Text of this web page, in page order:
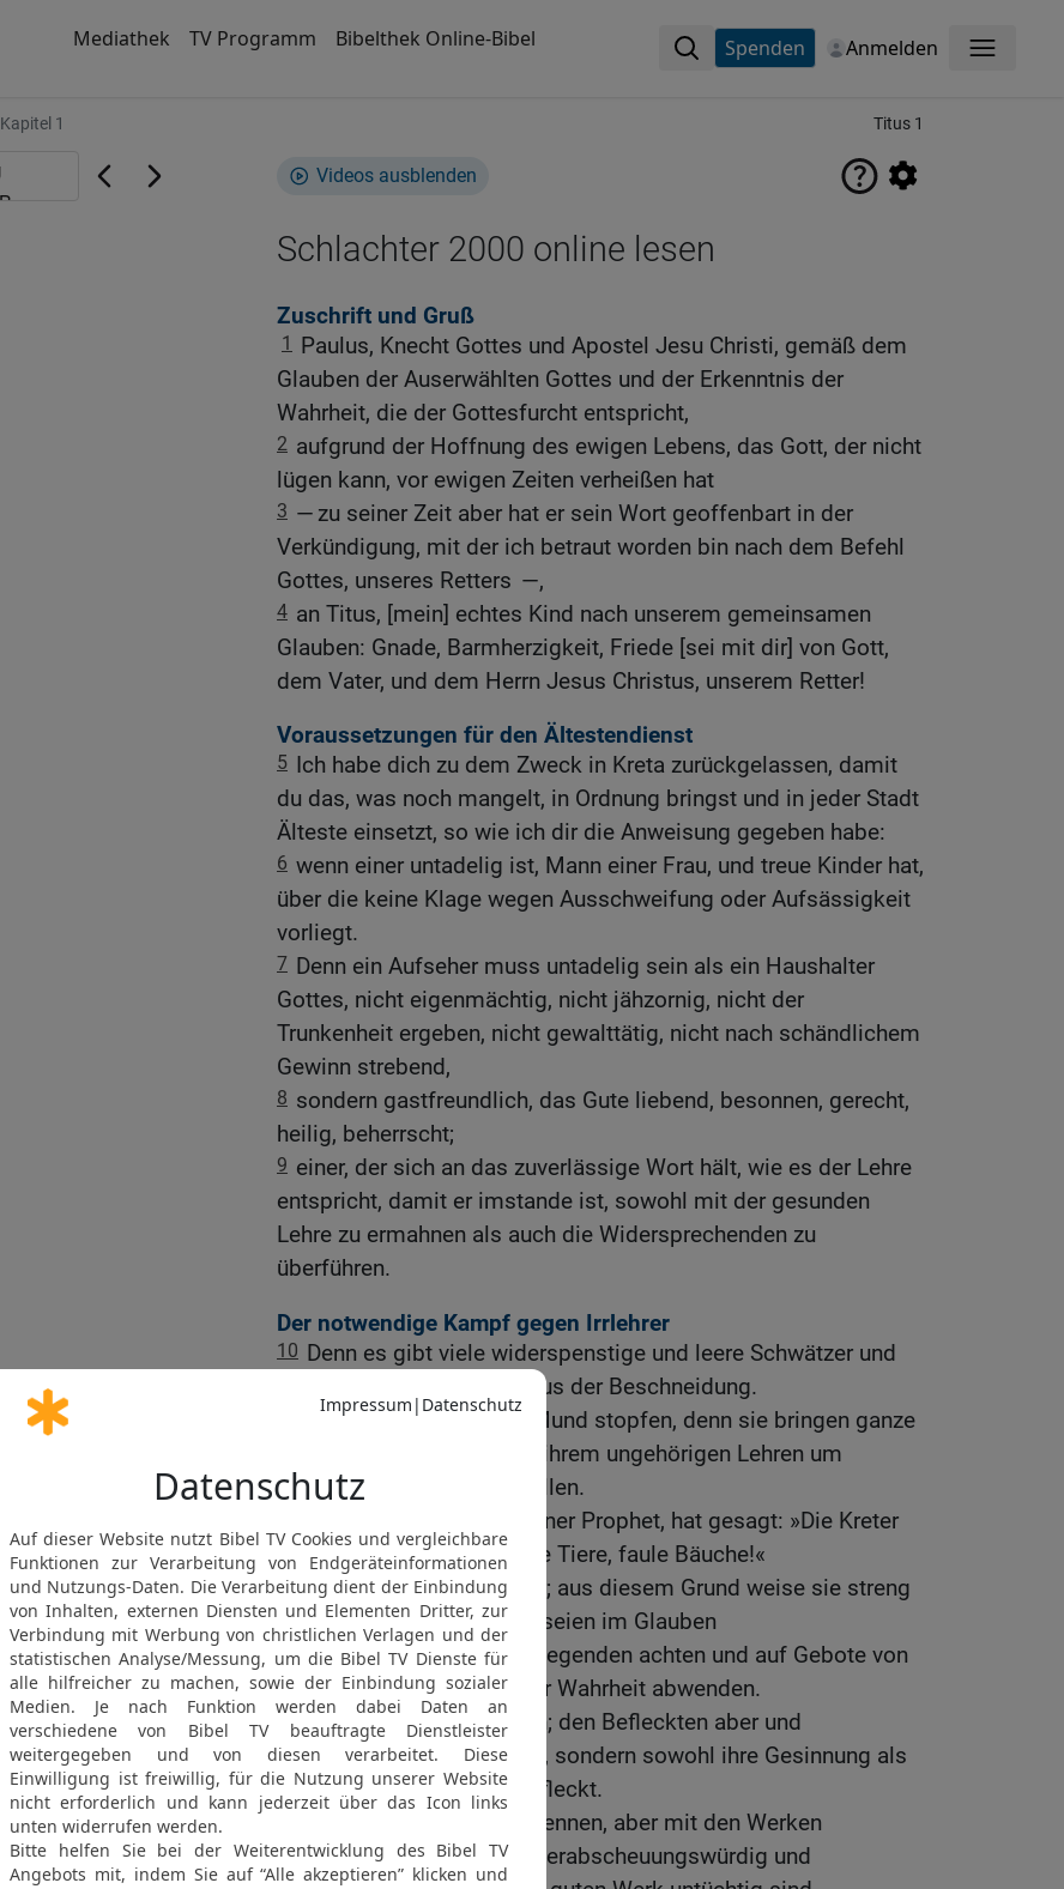
Mediathek TV Programm Bibelthek Online-Bibel Spenden Anmelden Menü
Kapitel 1 Titus 1
Videos ausblenden
Schlachter 2000 online lesen
Zuschrift und Gruß
1
Paulus, Knecht Gottes und Apostel Jesu Christi, gemäß dem
Glauben der Auserwählten Gottes und der Erkenntnis der
Wahrheit, die der Gottesfurcht entspricht,
2 aufgrund der Hoffnung des ewigen Lebens, das Gott, der nicht
lügen kann, vor ewigen Zeiten verheißen hat
3 — zu seiner Zeit aber hat er sein Wort geoffenbart in der
Verkündigung, mit der ich betraut worden bin nach dem Befehl
Gottes, unseres Retters —,
4 an Titus, [mein] echtes Kind nach unserem gemeinsamen
Glauben: Gnade, Barmherzigkeit, Friede [sei mit dir] von Gott,
dem Vater, und dem Herrn Jesus Christus, unserem Retter!
Voraussetzungen für den Ältestendienst
5 Ich habe dich zu dem Zweck in Kreta zurückgelassen, damit
du das, was noch mangelt, in Ordnung bringst und in jeder Stadt
Älteste einsetzt, so wie ich dir die Anweisung gegeben habe:
6 wenn einer untadelig ist, Mann einer Frau, und treue Kinder hat,
über die keine Klage wegen Ausschweifung oder Aufsässigkeit
vorliegt.
7 Denn ein Aufseher muss untadelig sein als ein Haushalter
Gottes, nicht eigenmächtig, nicht jähzornig, nicht der
Trunkenheit ergeben, nicht gewalttätig, nicht nach schändlichem
Gewinn strebend,
8 sondern gastfreundlich, das Gute liebend, besonnen, gerecht,
heilig, beherrscht;
9 einer, der sich an das zuverlässige Wort hält, wie es der Lehre
entspricht, damit er imstande ist, sowohl mit der gesunden
Lehre zu ermahnen als auch die Widersprechenden zu
überführen.
Der notwendige Kampf gegen Irrlehrer
10 Denn es gibt viele widerspenstige und leere Schwätzer und
Verführer, besonders die aus der Beschneidung.
Denen muss man den Mund stopfen, denn sie bringen ganze
Häuser durcheinander mit ihrem ungehörigen Lehren um
schändlichen Gewinnes willen.
Einer von ihnen, ihr eigener Prophet, hat gesagt: »Die Kreter
sind von jeher Lügner, böse Tiere, faule Bäuche!«
13 Dieses Zeugnis ist wahr; aus diesem Grund weise sie streng
zurecht, damit sie gesund seien im Glauben
14 und nicht auf jüdische Legenden achten und auf Gebote von
Menschen, die sich von der Wahrheit abwenden.
15 Den Reinen ist alles rein; den Befleckten aber und
Ungläubigen ist nichts rein, sondern sowohl ihre Gesinnung als
auch ihr Gewissen sind befleckt.
Sie geben vor, Gott zu kennen, aber mit den Werken
verleugnen sie ihn, da sie verabscheuungswürdig und